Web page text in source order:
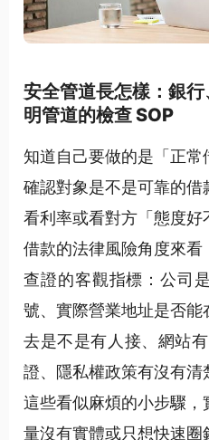
安全管道長怎樣：銀
明管道的檢查 SOP
知道自己要做的是「正
確認對象是不是可靠的
看利率或看對方「態度
借款的法律風險角度來
查證的客觀指標：公司
號、實際營業地址是否
去是不是有人接、網站
證、隱私權政策有沒有清
這些看似麻煩的小步驟
量沒有實體或只想快速圈